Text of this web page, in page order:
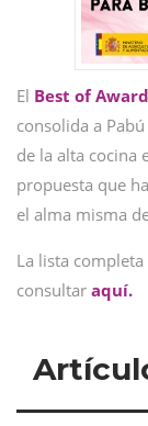
El Best of
consolida a
de la alta cocina
propuesta que
el alma misma
La lista
consultar aquí.